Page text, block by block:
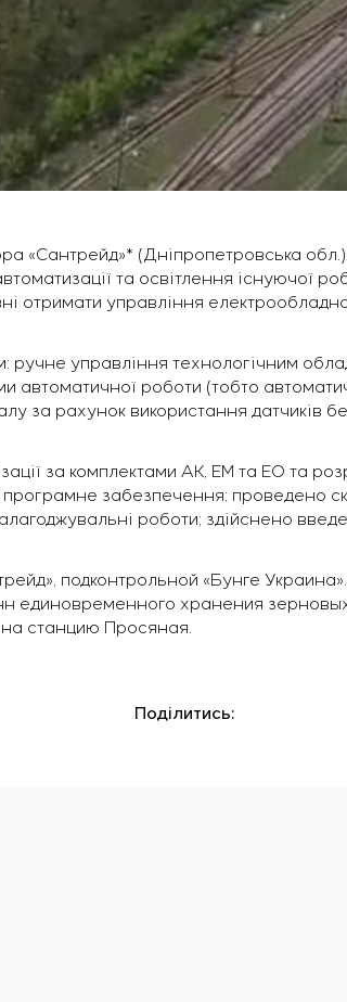
«Сантрейд»* (Дніпропетровська
та освітлення існуючої
отримати управління
ручне управління технологічним
роботи (тобто
за рахунок використання датчиків
за комплектами АК, ЕМ та ЕО та
забезпечення; проведено
роботи; здійснено
подконтрольной «Бунге
единовременного хранения
станцию ​​Просяная.
Поділитись: